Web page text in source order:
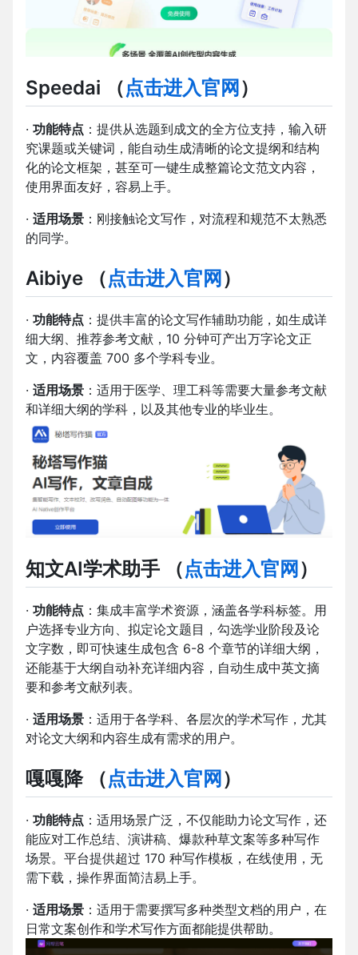
Speedai （点击进入官网 ）
· 功能特点 ：提供从选题到成文的全方位支持，输入研
究课题或关键词，能自动生成清晰的论文提纲和结构
化的论文框架，甚至可一键生成整篇论文范文内容，
使用界面友好，容易上手。
· 适用场景 ：刚接触论文写作，对流程和规范不太熟悉
的同学。
Aibiye （点击进入官网 ）
· 功能特点 ：提供丰富的论文写作辅助功能，如生成详
细大纲、推荐参考文献，10 分钟可产出万字论文正
文，内容覆盖 700 多个学科专业。
· 适用场景 ：适用于医学、理工科等需要大量参考文献
和详细大纲的学科，以及其他专业的毕业生。
知文AI学术助手 （点击进入官网 ）
· 功能特点 ：集成丰富学术资源，涵盖各学科标签。用
户选择专业方向、拟定论文题目，勾选学业阶段及论
文字数，即可快速生成包含 6-8 个章节的详细大纲，
还能基于大纲自动补充详细内容，自动生成中英文摘
要和参考文献列表。
· 适用场景 ：适用于各学科、各层次的学术写作，尤其
对论文大纲和内容生成有需求的用户。
嘎嘎降 （点击进入官网 ）
· 功能特点 ：适用场景广泛，不仅能助力论文写作，还
能应对工作总结、演讲稿、爆款种草文案等多种写作
场景。平台提供超过 170 种写作模板，在线使用，无
需下载，操作界面简洁易上手。
· 适用场景 ：适用于需要撰写多种类型文档的用户，在
日常文案创作和学术写作方面都能提供帮助。